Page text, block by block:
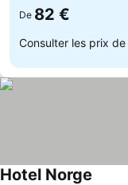
De 82 €
Consulter les prix de
Hotel Norge